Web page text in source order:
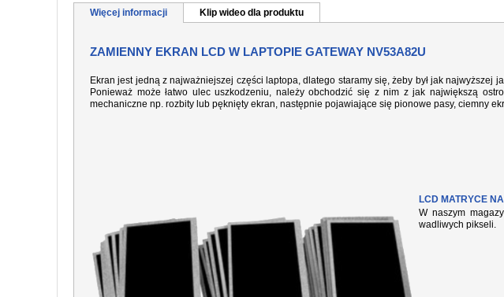
Więcej informacji Klip wideo dla produktu
ZAMIENNY EKRAN LCD W LAPTOPIE GATEWAY NV53A82U
Ekran jest jedną z najważniejszej części laptopa, dlatego staramy się, żeby był jak najwyższej
Ponieważ może łatwo ulec uszkodzeniu, należy obchodzić się z nim z jak największą
mechaniczne np. rozbity lub pęknięty ekran, następnie pojawiające się pionowe pasy, ciemny
LCD MATRYCE
W naszym
wadliwych pikseli.